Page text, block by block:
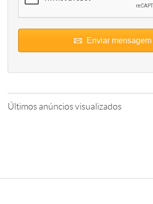
Enviar mensagem
Últimos anúncios visualizados